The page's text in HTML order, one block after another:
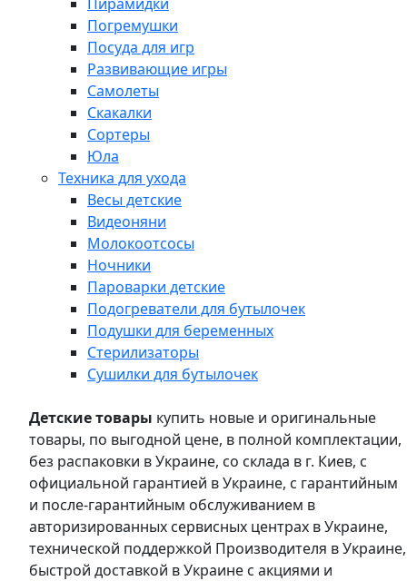
Погремушки
Посуда для игр
Развивающие игры
Самолеты
Скакалки
Сортеры
Юла
Техника для ухода
Весы детские
Видеоняни
Молокоотсосы
Ночники
Пароварки детские
Подогреватели для бутылочек
Подушки для беременных
Стерилизаторы
Сушилки для бутылочек
Детские товары купить новые и оригинальные
товары, по выгодной цене, в полной комплектации,
без распаковки в Украине, со склада в г. Киев, с
официальной гарантией в Украине, с гарантийным
и после-гарантийным обслуживанием в
авторизированных сервисных центрах в Украине,
технической поддержкой Производителя в Украине,
быстрой доставкой в Украине с акциями и